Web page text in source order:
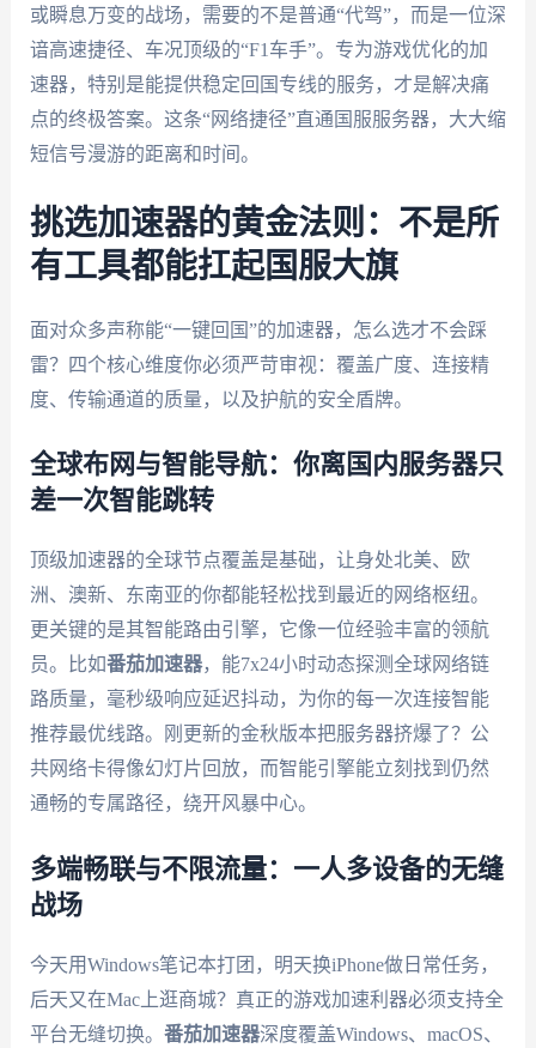
或瞬息万变的战场，需要的不是普通“代驾”，而是一位深
谙高速捷径、车况顶级的“F1车手”。专为游戏优化的加
速器，特别是能提供稳定回国专线的服务，才是解决痛
点的终极答案。这条“网络捷径”直通国服服务器，大大缩
短信号漫游的距离和时间。
挑选加速器的黄金法则：不是所
有工具都能扛起国服大旗
面对众多声称能“一键回国”的加速器，怎么选才不会踩
雷？四个核心维度你必须严苛审视：覆盖广度、连接精
度、传输通道的质量，以及护航的安全盾牌。
全球布网与智能导航：你离国内服务器只
差一次智能跳转
顶级加速器的全球节点覆盖是基础，让身处北美、欧
洲、澳新、东南亚的你都能轻松找到最近的网络枢纽。
更关键的是其智能路由引擎，它像一位经验丰富的领航
员。比如番茄加速器，能7x24小时动态探测全球网络链
路质量，毫秒级响应延迟抖动，为你的每一次连接智能
推荐最优线路。刚更新的金秋版本把服务器挤爆了？公
共网络卡得像幻灯片回放，而智能引擎能立刻找到仍然
通畅的专属路径，绕开风暴中心。
多端畅联与不限流量：一人多设备的无缝
战场
今天用Windows笔记本打团，明天换iPhone做日常任务，
后天又在Mac上逛商城？真正的游戏加速利器必须支持全
平台无缝切换。 番茄加速器深度覆盖Windows、macOS、